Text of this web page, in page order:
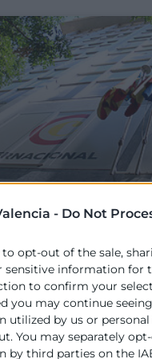
- Do Not
to opt-out of the sale,
sensitive information for
to confirm your
you may continue
utilized by us or
You may separately
by third parties on the
coste de
de la
minorista
a 1.789